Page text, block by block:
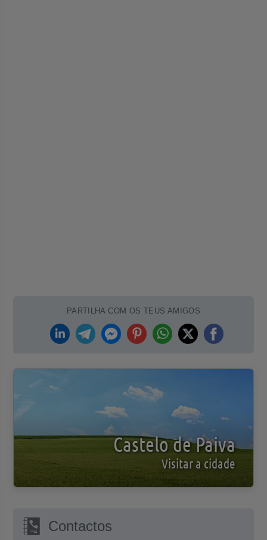
PARTILHA COM OS TEUS AMIGOS
Castelo de Paiva
Visitar a cidade
Contactos